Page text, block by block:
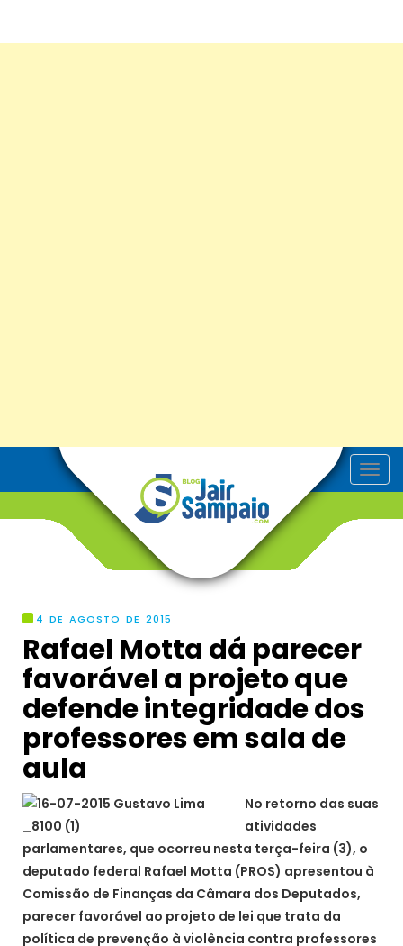
T
o
4 DE AGOSTO DE 2015
Rafael Motta dá parecer
favorável a projeto que
defende integridade dos
professores em sala de
No retorno das suas
atividades
parlamentares, que ocorreu nesta terça-feira (3), o
deputado federal Rafael Motta (PROS) apresentou à
Comissão de Finanças da Câmara dos Deputados,
parecer favorável ao projeto de lei que trata da
política de prevenção à violência contra professores